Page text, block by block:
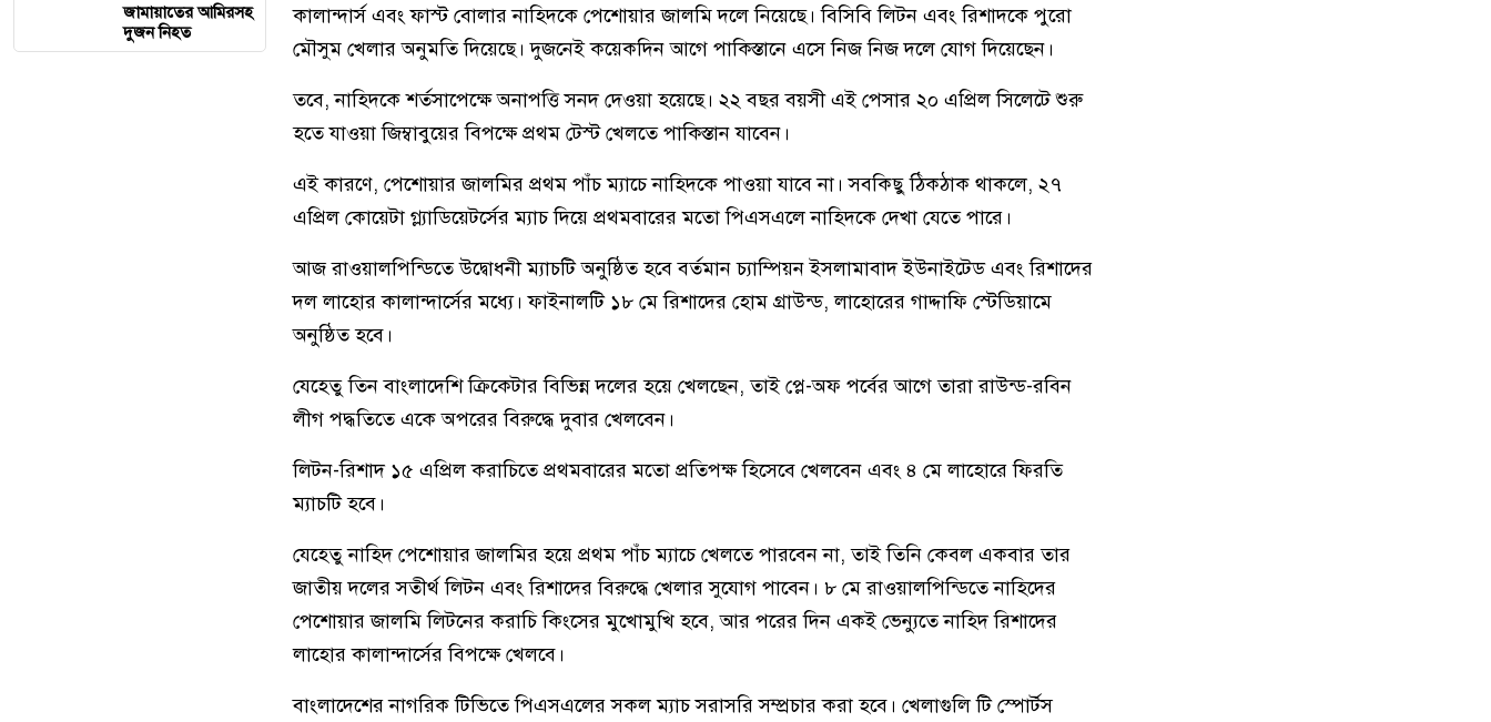
জামায়াতের আমিরসহ
দুজন নিহত
কালান্দার্স এবং ফাস্ট বোলার নাহিদকে পেশোয়ার জালমি দলে নিয়েছে। বিসিবি লিটন এবং রিশাদকে পুরো
মৌসুম খেলার অনুমতি দিয়েছে। দুজনেই কয়েকদিন আগে পাকিস্তানে এসে নিজ নিজ দলে যোগ দিয়েছেন।
তবে, নাহিদকে শর্তসাপেক্ষে অনাপত্তি সনদ দেওয়া হয়েছে। ২২ বছর বয়সী এই পেসার ২০ এপ্রিল সিলেটে শুরু
হতে যাওয়া জিম্বাবুয়ের বিপক্ষে প্রথম টেস্ট খেলতে পাকিস্তান যাবেন।
এই কারণে, পেশোয়ার জালমির প্রথম পাঁচ ম্যাচে নাহিদকে পাওয়া যাবে না। সবকিছু ঠিকঠাক থাকলে, ২৭
এপ্রিল কোয়েটা গ্ল্যাডিয়েটর্সের ম্যাচ দিয়ে প্রথমবারের মতো পিএসএলে নাহিদকে দেখা যেতে পারে।
আজ রাওয়ালপিন্ডিতে উদ্বোধনী ম্যাচটি অনুষ্ঠিত হবে বর্তমান চ্যাম্পিয়ন ইসলামাবাদ ইউনাইটেড এবং রিশাদের
দল লাহোর কালান্দার্সের মধ্যে। ফাইনালটি ১৮ মে রিশাদের হোম গ্রাউন্ড, লাহোরের গাদ্দাফি স্টেডিয়ামে
অনুষ্ঠিত হবে।
যেহেতু তিন বাংলাদেশি ক্রিকেটার বিভিন্ন দলের হয়ে খেলছেন, তাই প্লে-অফ পর্বের আগে তারা রাউন্ড-রবিন
লীগ পদ্ধতিতে একে অপরের বিরুদ্ধে দুবার খেলবেন।
লিটন-রিশাদ ১৫ এপ্রিল করাচিতে প্রথমবারের মতো প্রতিপক্ষ হিসেবে খেলবেন এবং ৪ মে লাহোরে ফিরতি
ম্যাচটি হবে।
যেহেতু নাহিদ পেশোয়ার জালমির হয়ে প্রথম পাঁচ ম্যাচে খেলতে পারবেন না, তাই তিনি কেবল একবার তার
জাতীয় দলের সতীর্থ লিটন এবং রিশাদের বিরুদ্ধে খেলার সুযোগ পাবেন। ৮ মে রাওয়ালপিন্ডিতে নাহিদের
পেশোয়ার জালমি লিটনের করাচি কিংসের মুখোমুখি হবে, আর পরের দিন একই ভেন্যুতে নাহিদ রিশাদের
লাহোর কালান্দার্সের বিপক্ষে খেলবে।
বাংলাদেশের নাগরিক টিভিতে পিএসএলের সকল ম্যাচ সরাসরি সম্প্রচার করা হবে। খেলাগুলি টি স্পোর্টস